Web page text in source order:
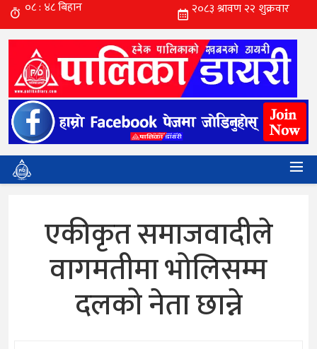
एकीकृत समाजवादीले
वागमतीमा भोलिसम्म
दलको नेता छान्ने